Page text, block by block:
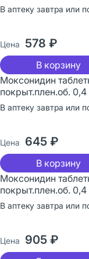
В аптеку завтра или
Цена 578 ₽
В корзину
Моксонидин
покрыт.плен.об.
В аптеку завтра или
Цена 645 ₽
В корзину
Моксонидин
покрыт.плен.об.
В аптеку завтра или
Цена 905 ₽